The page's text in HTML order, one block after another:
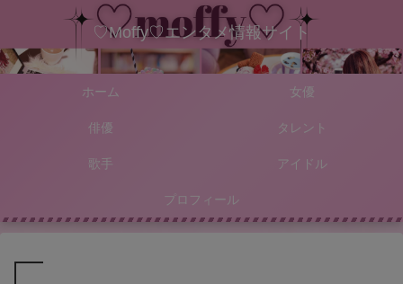
♡Moffy♡エンタメ情報サイト
ホーム 女優
俳優 タレント
歌手 アイドル
プロフィール